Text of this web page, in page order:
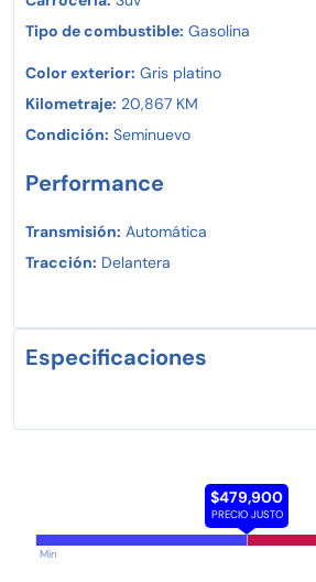
Tipo de combustible: Gasolina
Color exterior: Gris platino
Kilometraje: 20,867 KM
Condición: Seminuevo
Performance
Transmisión: Automática
Tracción: Delantera
Especificaciones
$479,900
PRECIO JUSTO
Min